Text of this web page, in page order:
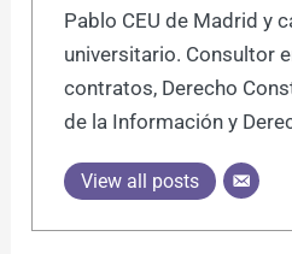
Pablo CEU de Madrid y
universitario. Consultor
contratos, Derecho
de la Información y
View all posts